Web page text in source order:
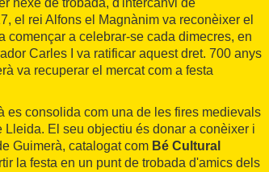
nexe de trobada, d'intercanvi de
el rei Alfons el Magnànim va reconèixer el
començar a celebrar-se cada dimecres, en
Carles I va ratificar aquest dret. 700 anys
va recuperar el mercat com a festa
es consolida com una de les fires medievals
El seu objectiu és donar a conèixer i
Guimerà, catalogat com Bé Cultural
la festa en un punt de trobada d'amics dels